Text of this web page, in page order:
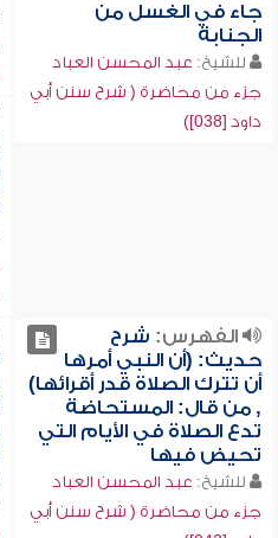
جاء في الغسل من
الجنابة
للشيخ: عبد المحسن العباد
جزء من محاضرة ( شرح سنن أبي
داود [038])
الفهرس: شرح
حديث: (أن النبي أمرها
أن تترك الصلاة قدر أقرائها)
, من قال: المستحاضة
تدع الصلاة في الأيام التي
تحيض فيها
للشيخ: عبد المحسن العباد
جزء من محاضرة ( شرح سنن أبي